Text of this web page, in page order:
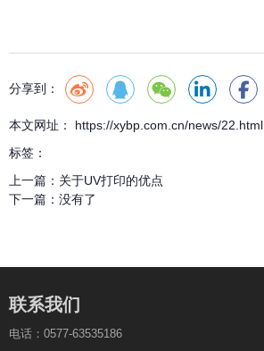
分享到：
本文网址： https://xybp.com.cn/news/22.html
标签：
上一篇： 关于UV打印的优点
下一篇： 没有了
联系我们
电话：0577-63535186